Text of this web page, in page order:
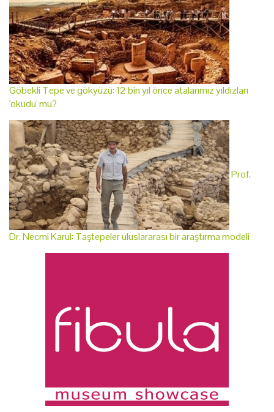
Göbekli Tepe ve gökyüzü: 12 bin yıl önce atalarımız yıldızları
'okudu' mu?
Prof.
Dr. Necmi Karul: Taştepeler uluslararası bir araştırma modeli